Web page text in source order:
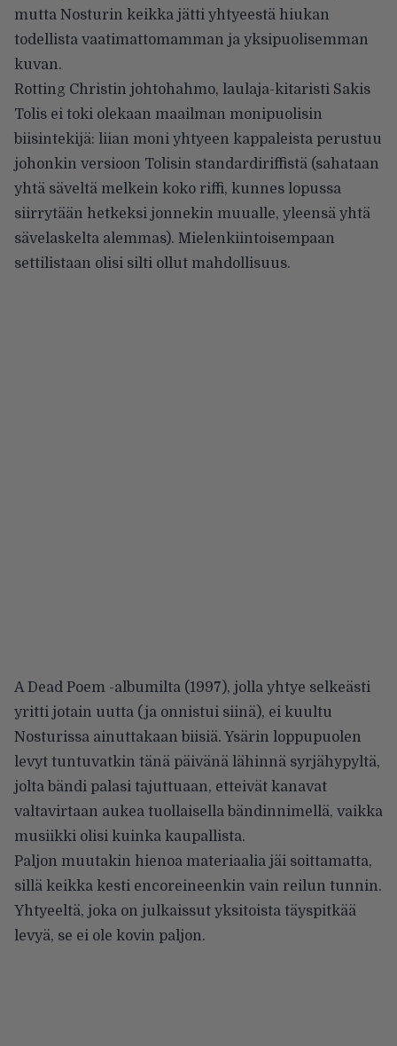
mutta Nosturin keikka jätti yhtyeestä hiukan
todellista vaatimattomamman ja yksipuolisemman
kuvan.
Rotting Christin johtohahmo, laulaja-kitaristi Sakis
Tolis ei toki olekaan maailman monipuolisin
biisintekijä: liian moni yhtyeen kappaleista perustuu
johonkin versioon Tolisin standardiriffistä (sahataan
yhtä säveltä melkein koko riffi, kunnes lopussa
siirrytään hetkeksi jonnekin muualle, yleensä yhtä
sävelaskelta alemmas). Mielenkiintoisempaan
settilistaan olisi silti ollut mahdollisuus.
A Dead Poem -albumilta (1997), jolla yhtye selkeästi
yritti jotain uutta (ja onnistui siinä), ei kuultu
Nosturissa ainuttakaan biisiä. Ysärin loppupuolen
levyt tuntuvatkin tänä päivänä lähinnä syrjähypyltä,
jolta bändi palasi tajuttuaan, etteivät kanavat
valtavirtaan aukea tuollaisella bändinnimellä, vaikka
musiikki olisi kuinka kaupallista.
Paljon muutakin hienoa materiaalia jäi soittamatta,
sillä keikka kesti encoreineenkin vain reilun tunnin.
Yhtyeeltä, joka on julkaissut yksitoista täyspitkää
levyä, se ei ole kovin paljon.